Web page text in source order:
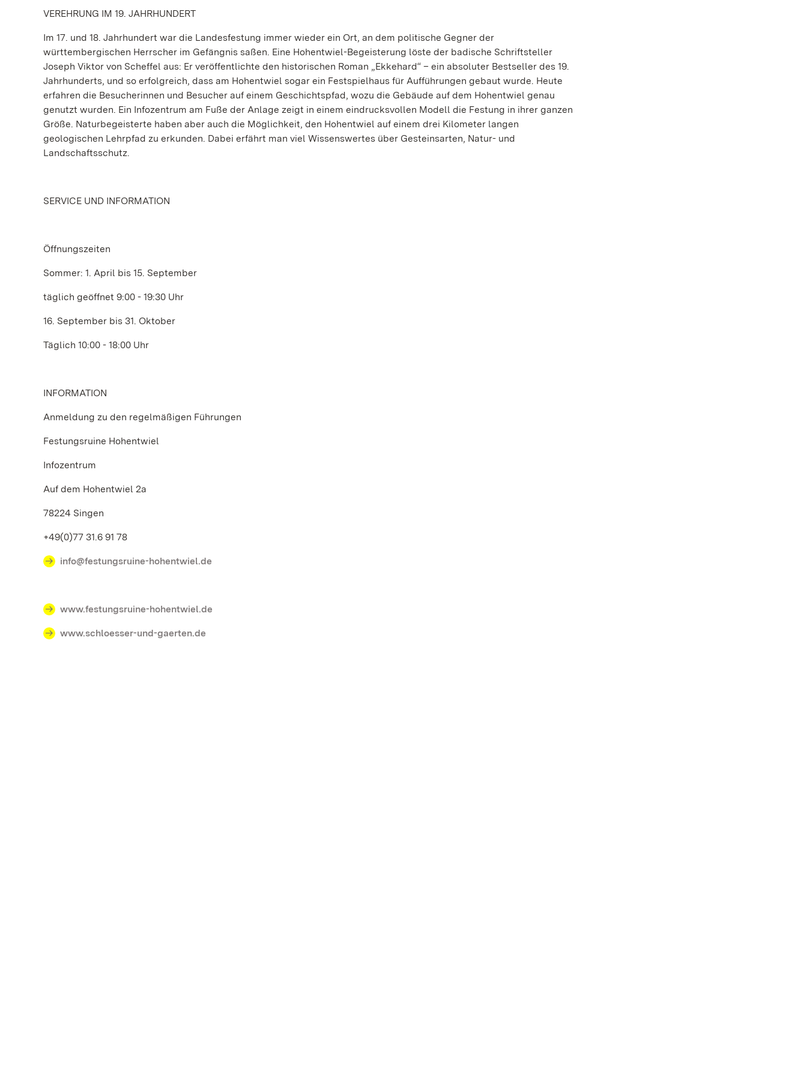
VEREHRUNG IM 19. JAHRHUNDERT
Im 17. und 18. Jahrhundert war die Landesfestung immer wieder ein Ort, an dem politische Gegner der
württembergischen Herrscher im Gefängnis saßen. Eine Hohentwiel-Begeisterung löste der badische Schriftsteller
Joseph Viktor von Scheffel aus: Er veröffentlichte den historischen Roman „Ekkehard“ – ein absoluter Bestseller des 19.
Jahrhunderts, und so erfolgreich, dass am Hohentwiel sogar ein Festspielhaus für Aufführungen gebaut wurde. Heute
erfahren die Besucherinnen und Besucher auf einem Geschichtspfad, wozu die Gebäude auf dem Hohentwiel genau
genutzt wurden. Ein Infozentrum am Fuße der Anlage zeigt in einem eindrucksvollen Modell die Festung in ihrer ganzen
Größe. Naturbegeisterte haben aber auch die Möglichkeit, den Hohentwiel auf einem drei Kilometer langen
geologischen Lehrpfad zu erkunden. Dabei erfährt man viel Wissenswertes über Gesteinsarten, Natur- und
Landschaftsschutz.
SERVICE UND INFORMATION
Öffnungszeiten
Sommer: 1. April bis 15. September
täglich geöffnet 9:00 - 19:30 Uhr
16. September bis 31. Oktober
Täglich 10:00 - 18:00 Uhr
INFORMATION
Anmeldung zu den regelmäßigen Führungen
Festungsruine Hohentwiel
Infozentrum
Auf dem Hohentwiel 2a
78224 Singen
+49(0)77 31.6 91 78
info@festungsruine-hohentwiel.de
www.festungsruine-hohentwiel.de
www.schloesser-und-gaerten.de